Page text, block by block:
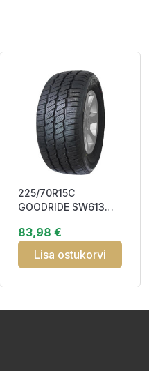
225/70R15C
GOODRIDE SW613
3PMSF M+S
83,98 €
Lisa ostukorvi